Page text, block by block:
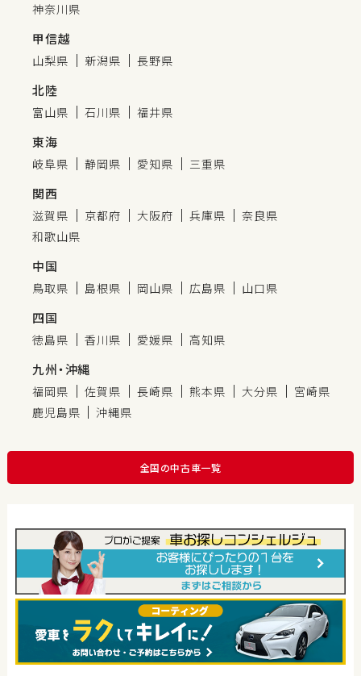
神奈川県
甲信越
山梨県 新潟県 長野県
北陸
富山県 石川県 福井県
東海
岐阜県 静岡県 愛知県 三重県
関西
滋賀県 京都府 大阪府 兵庫県
奈良県
和歌山県
中国
鳥取県 島根県 岡山県 広島県 山口県
四国
徳島県 香川県 愛媛県 高知県
九州・沖縄
福岡県 佐賀県 長崎県 熊本県 大分県
宮崎県
鹿児島県
沖縄県
全国の中古車一覧